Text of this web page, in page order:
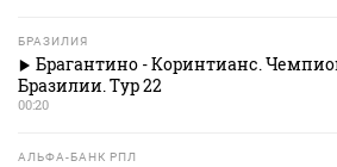
БРАЗИЛИЯ
Брагантино - Коринтианс.
Бразилии. Тур 22
00:20
АЛЬФА-БАНК РПЛ